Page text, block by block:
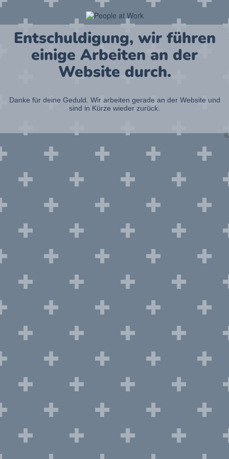
Entschuldigung, wir führen
einige Arbeiten an der
Website durch.
Danke für deine Geduld. Wir arbeiten gerade an der Website und
sind in Kürze wieder zurück.